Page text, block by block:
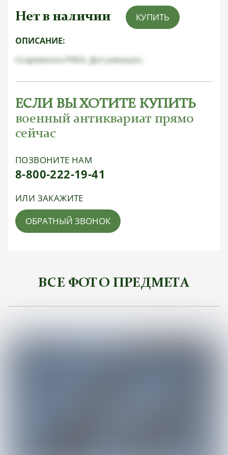
Нет в наличии КУПИТЬ
ОПИСАНИЕ:
Снаряжение РККА. Доп ремешок.
ЕСЛИ ВЫ ХОТИТЕ КУПИТЬ
военный антиквариат прямо
сейчас
ПОЗВОНИТЕ НАМ
8-800-222-19-41
ИЛИ ЗАКАЖИТЕ
ОБРАТНЫЙ ЗВОНОК
ВСЕ ФОТО ПРЕДМЕТА